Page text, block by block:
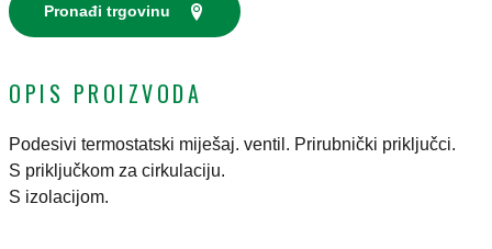
Pronađi trgovinu
OPIS PROIZVODA
Podesivi termostatski miješaj. ventil. Prirubnički priključci.
S priključkom za cirkulaciju.
S izolacijom.